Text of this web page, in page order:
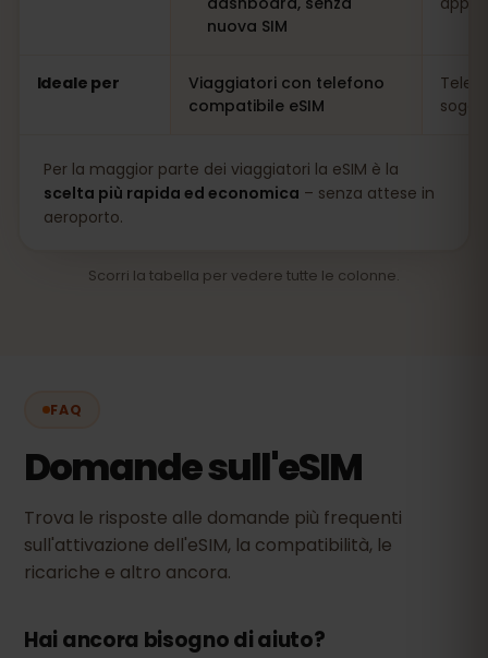
nuova SIM
Ideale per
Viaggiatori con telefono
compatibile eSIM
Per la maggior parte dei viaggiatori la eSIM è la
scelta più rapida ed economica – senza attese in
aeroporto.
Scorri la tabella per vedere tutte le colonne.
FAQ
Domande sull'eSIM
Trova le risposte alle domande più frequenti
sull'attivazione dell'eSIM, la compatibilità, le
ricariche e altro ancora.
Hai ancora bisogno di aiuto?